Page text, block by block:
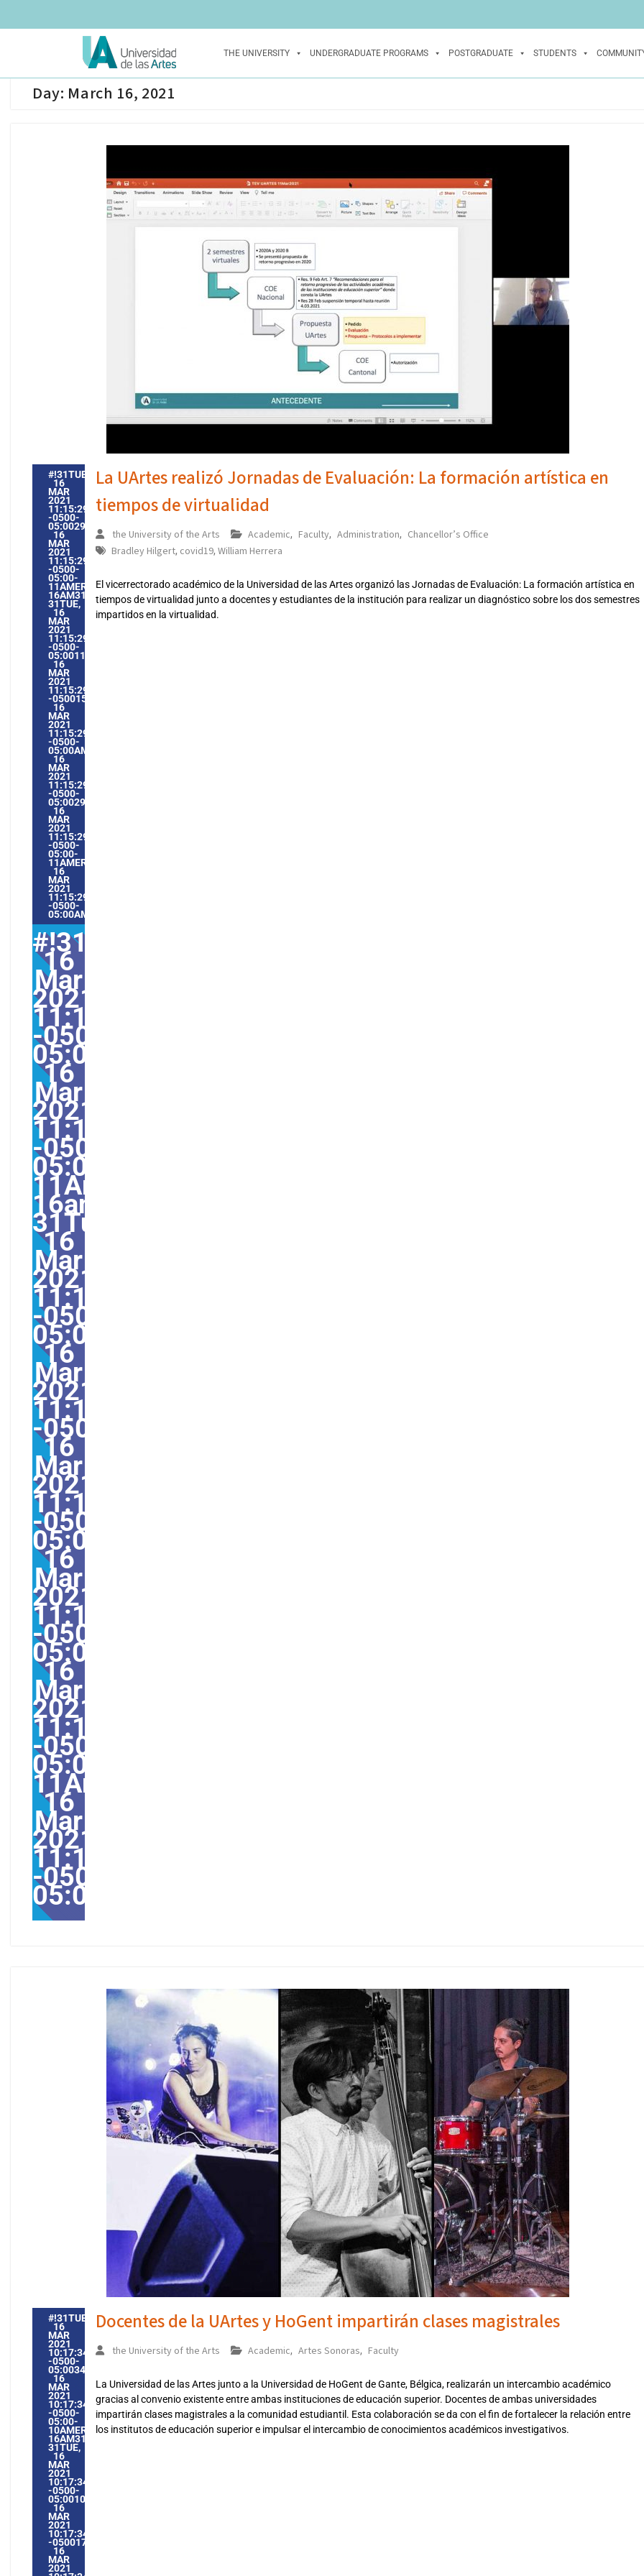
THE UNIVERSITY UNDERGRADUATE PROGRAMS POSTGRADUATE STUDENTS
Day: March 16, 2021
#!31TUE,
16
MAR
2021
11:15:29
-0500-
05:002931#31TUE,
16
MAR
2021
11:15:29
-0500-
05:00-
11AMERICA/GUAYAQUIL3131AMERICA/GUAYAQUIL202131
16AM31AM-
31TUE,
16
MAR
2021
11:15:29
-0500-
05:0011AMERICA/GUAYAQUIL3131AMERICA/GUAYAQUIL2021312021TUE,
16
MAR
2021
11:15:29
-05001511153AMTUESDAY=1009#!31TUE,
16
MAR
2021
11:15:29
-0500-
05:00AMERICA/GUAYAQUIL3#MAR#!31TUE,
16
MAR
2021
11:15:29
-0500-
05:002931#/31TUE,
16
MAR
2021
11:15:29
-0500-
05:00-
11AMERICA/GUAYAQUIL3131AMERICA/GUAYAQUIL202131#!31TUE,
16
MAR
2021
11:15:29
-0500-
05:00AMERICA/GUAYAQUIL3#
#!31Tue,
16
Mar
2021
11:15:29
-0500-
05:002931#31Tue,
16
Mar
2021
11:15:29
-0500-
05:00-
11America/Guayaquil3131America/
16am31am-
31Tue,
16
Mar
2021
11:15:29
-0500-
05:0011America/Guayaquil3131America/
16
Mar
2021
11:15:29
-05001511153amTuesday=1010#!31Tue,
16
Mar
2021
11:15:29
-0500-
05:00America/Guayaquil3#16#!31Tue,
16
Mar
2021
11:15:29
-0500-
05:002931#/31Tue,
16
Mar
2021
11:15:29
-0500-
05:00-
11America/Guayaquil3131America/
16
Mar
2021
11:15:29
-0500-
05:00America/Guayaquil3#
La UArtes realizó Jornadas de Evaluación: La formación artística en
tiempos de virtualidad
the University of the Arts Academic, Faculty, Administration,
Chancellor’s Office
Bradley Hilgert, covid19, William Herrera
El vicerrectorado académico de la Universidad de las Artes organizó las Jornadas de Evaluación: La formación artística en
tiempos de virtualidad junto a docentes y estudiantes de la institución para realizar un diagnóstico sobre los dos semestres
impartidos en la virtualidad.
#!31TUE,
16
MAR
2021
10:17:34
-0500-
05:003431#31TUE,
16
MAR
2021
10:17:34
-0500-
05:00-
10AMERICA/GUAYAQUIL3131AMERICA/GUAYAQUIL202131
16AM31AM-
31TUE,
16
MAR
2021
10:17:34
-0500-
05:0010AMERICA/GUAYAQUIL3131AMERICA/GUAYAQUIL2021312021TUE,
16
MAR
2021
10:17:34
-05001710173AMTUESDAY=1009#!31TUE,
16
MAR
2021
Docentes de la UArtes y HoGent impartirán clases magistrales
the University of the Arts Academic, Artes Sonoras, Faculty
La Universidad de las Artes junto a la Universidad de HoGent de Gante, Bélgica, realizarán un intercambio académico
gracias al convenio existente entre ambas instituciones de educación superior. Docentes de ambas universidades
impartirán clases magistrales a la comunidad estudiantil. Esta colaboración se da con el fin de fortalecer la relación entre
los institutos de educación superior e impulsar el intercambio de conocimientos académicos investigativos.